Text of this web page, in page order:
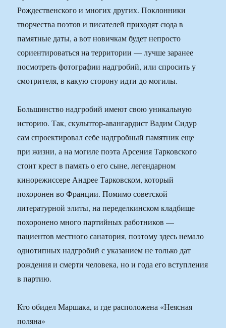
Рождественского и многих других. Поклонники
творчества поэтов и писателей приходят сюда в
памятные даты, а вот новичкам будет непросто
сориентироваться на территории — лучше заранее
посмотреть фотографии надгробий, или спросить у
смотрителя, в какую сторону идти до могилы.
Большинство надгробий имеют свою уникальную
историю. Так, скульптор-авангардист Вадим Сидур
сам спроектировал себе надгробный памятник еще
при жизни, а на могиле поэта Арсения Тарковского
стоит крест в память о его сыне, легендарном
кинорежиссере Андрее Тарковском, который
похоронен во Франции. Помимо советской
литературной элиты, на переделкинском кладбище
похоронено много партийных работников —
пациентов местного санатория, поэтому здесь немало
однотипных надгробий с указанием не только дат
рождения и смерти человека, но и года его вступления
в партию.
Кто обидел Маршака, и где расположена «Неясная
поляна»